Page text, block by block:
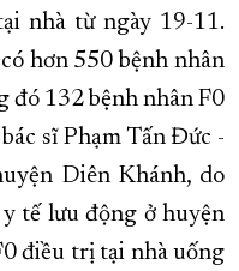
nhà từ ngày 19-11.
hơn 550 bệnh nhân
đó 132 bệnh nhân F0
sĩ Phạm Tấn Đức -
Diên Khánh, do
tế lưu động ở huyện
điều trị tại nhà uống